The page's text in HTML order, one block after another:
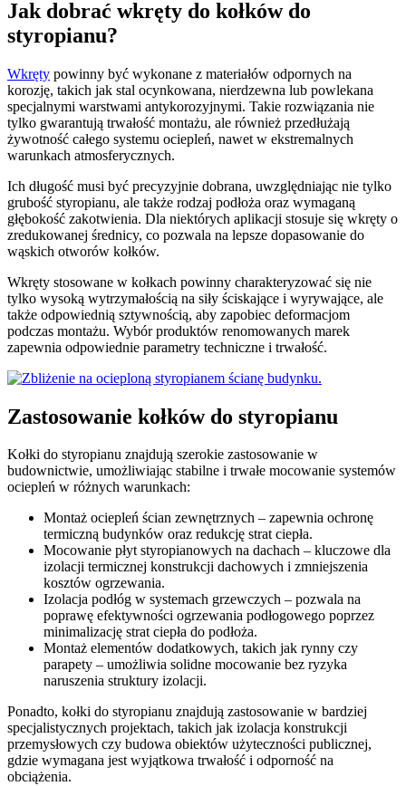
Jak dobrać wkręty do kołków do
styropianu?
Wkręty powinny być wykonane z materiałów odpornych na
korozję, takich jak stal ocynkowana, nierdzewna lub powlekana
specjalnymi warstwami antykorozyjnymi. Takie rozwiązania nie
tylko gwarantują trwałość montażu, ale również przedłużają
żywotność całego systemu ociepleń, nawet w ekstremalnych
warunkach atmosferycznych.
Ich długość musi być precyzyjnie dobrana, uwzględniając nie tylko
grubość styropianu, ale także rodzaj podłoża oraz wymaganą
głębokość zakotwienia. Dla niektórych aplikacji stosuje się wkręty o
zredukowanej średnicy, co pozwala na lepsze dopasowanie do
wąskich otworów kołków.
Wkręty stosowane w kołkach powinny charakteryzować się nie
tylko wysoką wytrzymałością na siły ściskające i wyrywające, ale
także odpowiednią sztywnością, aby zapobiec deformacjom
podczas montażu. Wybór produktów renomowanych marek
zapewnia odpowiednie parametry techniczne i trwałość.
Zastosowanie kołków do styropianu
Kołki do styropianu znajdują szerokie zastosowanie w
budownictwie, umożliwiając stabilne i trwałe mocowanie systemów
ociepleń w różnych warunkach:
Montaż ociepleń ścian zewnętrznych – zapewnia ochronę
termiczną budynków oraz redukcję strat ciepła.
Mocowanie płyt styropianowych na dachach – kluczowe dla
izolacji termicznej konstrukcji dachowych i zmniejszenia
kosztów ogrzewania.
Izolacja podłóg w systemach grzewczych – pozwala na
poprawę efektywności ogrzewania podłogowego poprzez
minimalizację strat ciepła do podłoża.
Montaż elementów dodatkowych, takich jak rynny czy
parapety – umożliwia solidne mocowanie bez ryzyka
naruszenia struktury izolacji.
Ponadto, kołki do styropianu znajdują zastosowanie w bardziej
specjalistycznych projektach, takich jak izolacja konstrukcji
przemysłowych czy budowa obiektów użyteczności publicznej,
gdzie wymagana jest wyjątkowa trwałość i odporność na
obciążenia.